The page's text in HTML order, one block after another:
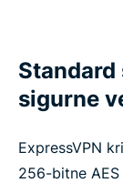
Standard
sigurne
ExpressVPN
256-bitne